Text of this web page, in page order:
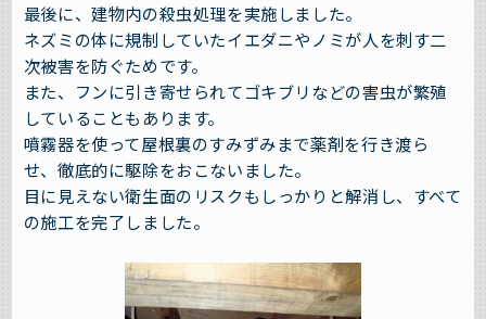
最後に、建物内の殺虫処理を実施しました。
ネズミの体に規制していたイエダニやノミが人を刺す二
次被害を防ぐためです。
また、フンに引き寄せられてゴキブリなどの害虫が繁殖
していることもあります。
噴霧器を使って屋根裏のすみずみまで薬剤を行き渡ら
せ、徹底的に駆除をおこないました。
目に見えない衛生面のリスクもしっかりと解消し、すべて
の施工を完了しました。